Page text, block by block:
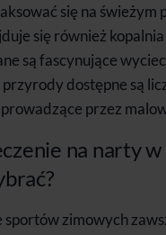
się na świeżym
się również
są fascynujące
przyrody dostępne są
przez
na narty
zimowych